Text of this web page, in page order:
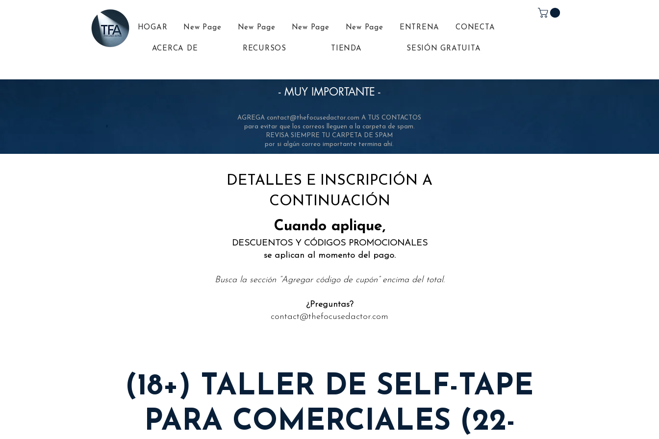
HOGAR New Page New Page New Page New Page ENTRENA CONECTA
ACERCA DE RECURSOS TIENDA SESIÓN GRATUITA
- MUY IMPORTANTE -
AGREGA contact@thefocusedactor.com A TUS CONTACTOS
para evitar que los correos lleguen a la carpeta de spam.
REVISA SIEMPRE TU CARPETA DE SPAM
por si algún correo importante termina ahí.
DETALLES E INSCRIPCIÓN A
CONTINUACIÓN
Cuando aplique,
DESCUENTOS Y CÓDIGOS PROMOCIONALES
se aplican al momento del pago.
Busca la sección “Agregar código de cupón” encima del total.
¿Preguntas?
contact@thefocusedactor.com
(18+) TALLER DE SELF-TAPE
PARA COMERCIALES (22-